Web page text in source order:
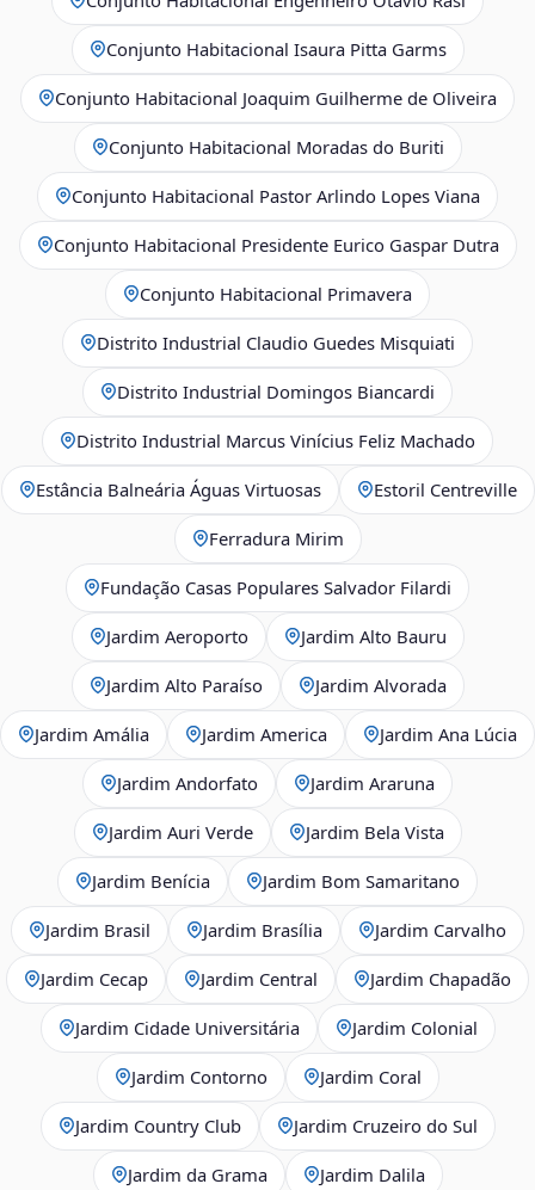
Conjunto Habitacional Isaura Pitta Garms
Conjunto Habitacional Joaquim Guilherme de Oliveira
Conjunto Habitacional Moradas do Buriti
Conjunto Habitacional Pastor Arlindo Lopes Viana
Conjunto Habitacional Presidente Eurico Gaspar Dutra
Conjunto Habitacional Primavera
Distrito Industrial Claudio Guedes Misquiati
Distrito Industrial Domingos Biancardi
Distrito Industrial Marcus Vinícius Feliz Machado
Estância Balneária Águas Virtuosas Estoril Centreville
Ferradura Mirim
Fundação Casas Populares Salvador Filardi
Jardim Aeroporto Jardim Alto Bauru
Jardim Alto Paraíso Jardim Alvorada
Jardim Amália Jardim America Jardim Ana Lúcia
Jardim Andorfato Jardim Araruna
Jardim Auri Verde Jardim Bela Vista
Jardim Benícia Jardim Bom Samaritano
Jardim Brasil Jardim Brasília Jardim Carvalho
Jardim Cecap Jardim Central Jardim Chapadão
Jardim Cidade Universitária Jardim Colonial
Jardim Contorno Jardim Coral
Jardim Country Club Jardim Cruzeiro do Sul
Jardim da Grama Jardim Dalila